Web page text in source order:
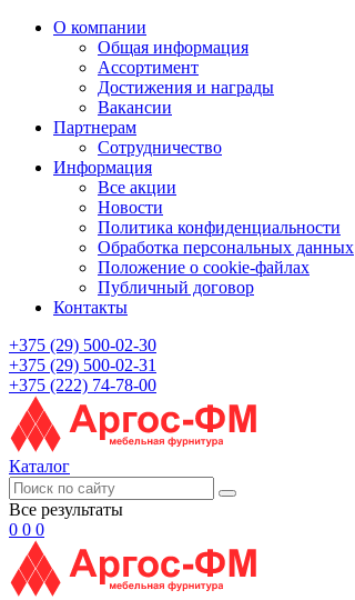
О компании
Общая информация
Ассортимент
Достижения и награды
Вакансии
Партнерам
Сотрудничество
Информация
Все акции
Новости
Политика конфиденциальности
Обработка персональных данных
Положение о cookie-файлах
Публичный договор
Контакты
+375 (29) 500-02-30
+375 (29) 500-02-31
+375 (222) 74-78-00
Каталог
Все результаты
0 0 0